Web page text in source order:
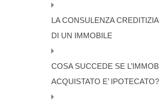
LA CONSULENZA
DI UN IMMOBILE
COSA SUCCEDE SE
ACQUISTATO E’ IPOTECATO?